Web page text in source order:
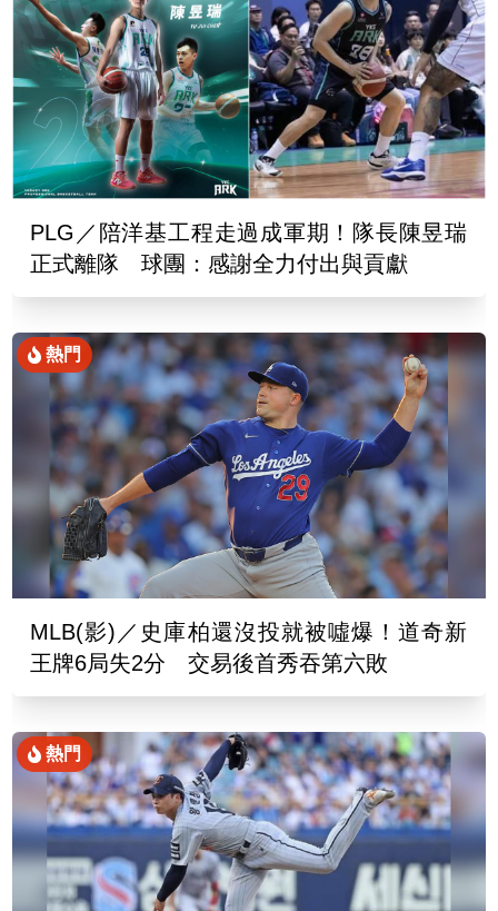
PLG／陪洋基工程走過成軍期！隊長陳昱瑞
正式離隊 球團：感謝全力付出與貢獻
熱門
MLB(影)／史庫柏還沒投就被噓爆！道奇新
王牌6局失2分 交易後首秀吞第六敗
熱門